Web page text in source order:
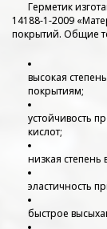
Герметик
14188-1-2009
покрытий. Общие
высокая
покрытиям;
устойчивость
кислот;
низкая
эластичность
быстрое